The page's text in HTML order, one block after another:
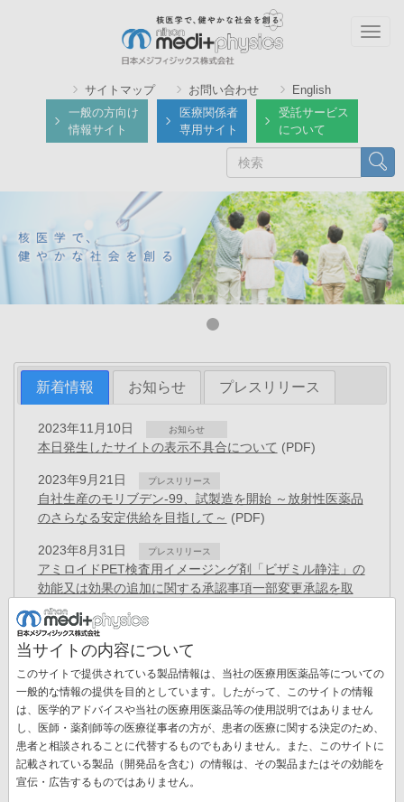
サイトマップ お問い合わせ
English
一般の方向け
情報サイト
医療関係者
専用サイト
受託サービス
について
検索
新着情報 お知らせ プレスリリース
2023年11月10日 お知らせ
本日発生したサイトの表示不具合について (PDF)
2023年9月21日 プレスリリース
自社生産のモリブデン-99、試製造を開始 ～放射性医薬品
のさらなる安定供給を目指して～ (PDF)
2023年8月31日 プレスリリース
アミロイドPET検査用イメージング剤「ビザミル静注」の
効能又は効果の追加に関する承認事項一部変更承認を取
得(PDF)
2023年8月23日
PET検査用放射性医薬品「FDGスキャン🄬注」について
効能又は効果の追加に関する承認事項一部変更承認を取
得(PDF)
2023年7月31日 プレスリリース
日本医用画像工学会の功績賞を受賞～骨シンチグラム解析
AIの開発、実用化、および普及～(PDF)
ペ
当サイトの内容について
このサイトで提供されている製品情報は、当社の医療用医薬品等についての
一般的な情報の提供を目的としています。したがって、このサイトの情報
は、医学的アドバイスや当社の医療用医薬品等の使用説明ではありません
し、医師・薬剤師等の医療従事者の方が、患者の医療に関する決定のため、
患者と相談されることに代替するものでもありません。また、このサイトに
記載されている製品（開発品を含む）の情報は、その製品またはその効能を
宣伝・広告するものではありません。